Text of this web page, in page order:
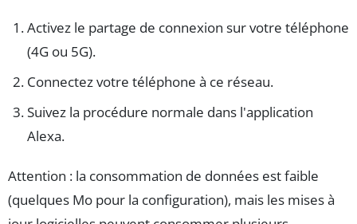
Activez le partage de connexion sur votre téléphone
(4G ou 5G).
Connectez votre téléphone à ce réseau.
Suivez la procédure normale dans l'application
Alexa.
Attention : la consommation de données est faible
(quelques Mo pour la configuration), mais les mises à